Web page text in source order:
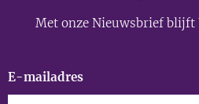
Met onze Nieuwsbrief blijft
E-mailadres